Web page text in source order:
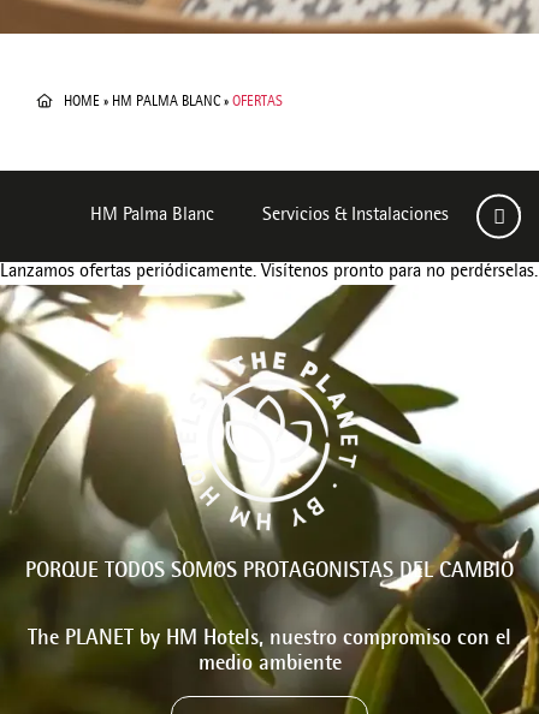
HOME » HM PALMA BLANC» OFERTAS
HM Palma Blanc Servicios & Instalaciones
Lanzamos ofertas periódicamente. Visítenos pronto para no perdérselas.
PORQUE TODOS SOMOS PROTAGONISTAS DEL CAMBIO
The PLANET by HM Hotels, nuestro compromiso con el
medio ambiente